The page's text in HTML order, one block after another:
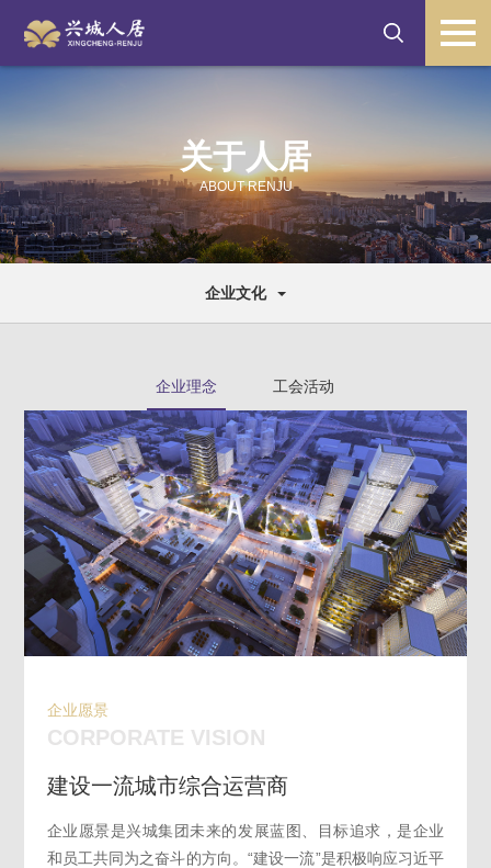
关于人居
ABOUT RENJU
企业文化
企业理念 工会活动
企业愿景
CORPORATE VISION
建设一流城市综合运营商
企业愿景是兴城集团未来的发展蓝图、目标追求，是企业
和员工共同为之奋斗的方向。“建设一流”是积极响应习近平